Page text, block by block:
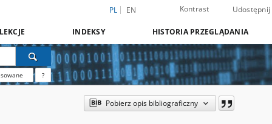
PL EN Kontrast Udostępnij
INDEKSY HISTORIA PRZEGLĄDANIA
?
Pobierz opis bibliograficzny